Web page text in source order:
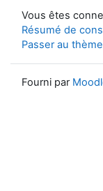
Vous êtes
Résumé de
Passer au
Fourni par